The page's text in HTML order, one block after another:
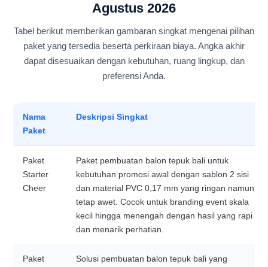
Agustus 2026
Tabel berikut memberikan gambaran singkat mengenai pilihan
paket yang tersedia beserta perkiraan biaya. Angka akhir
dapat disesuaikan dengan kebutuhan, ruang lingkup, dan
preferensi Anda.
Nama
Paket
Deskripsi Singkat
Paket
Starter
Cheer
Paket pembuatan balon tepuk bali untuk
kebutuhan promosi awal dengan sablon 2 sisi
dan material PVC 0,17 mm yang ringan namun
tetap awet. Cocok untuk branding event skala
kecil hingga menengah dengan hasil yang rapi
dan menarik perhatian.
Paket
Solusi pembuatan balon tepuk bali yang